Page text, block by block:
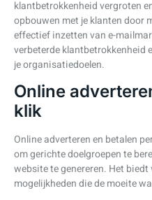
klantbetrokkenheid vergroten
opbouwen met je klanten door
effectief inzetten van e-
verbeterde klantbetrokkenheid
je organisatiedoelen.
Online
klik
Online adverteren en betalen
om gerichte doelgroepen te
website te genereren. Het
mogelijkheden die de moeite